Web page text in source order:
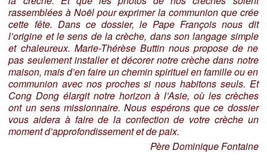
rassemblées à Noël pour exprimer la communion que crée
cette fête. Dans ce dossier, le Pape François nous dit
l’origine et le sens de la crèche, dans son langage simple
et chaleureux. Marie-Thérèse Buttin nous propose de ne
pas seulement installer et décorer notre crèche dans notre
maison, mais d’en faire un chemin spirituel en famille ou en
communion avec nos proches si nous habitons seuls. Et
Cong Dong élargit notre horizon à l’Asie, où les crèches
ont un sens missionnaire. Nous espérons que ce dossier
vous aidera à faire de la confection de votre crèche un
moment d’approfondissement et de paix.
Père Dominique Fontaine